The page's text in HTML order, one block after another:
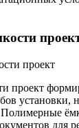
проект
установки,
Полимерные
для